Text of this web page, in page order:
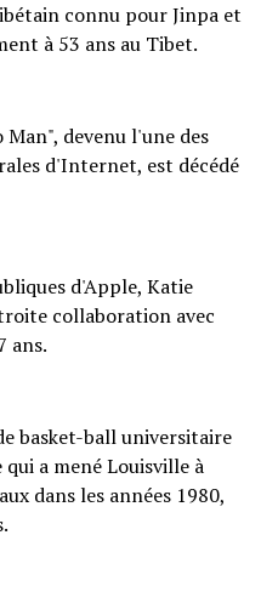
connu pour Jinpa et
à 53 ans au Tibet.
Man", devenu l'une des
d'Internet, est décédé
d'Apple, Katie
collaboration avec
ans.
basket-ball universitaire
a mené Louisville à
dans les années 1980,